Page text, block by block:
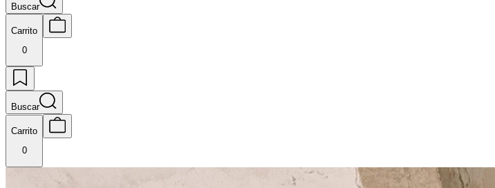
Buscar
Carrito
0
Buscar
Carrito
0